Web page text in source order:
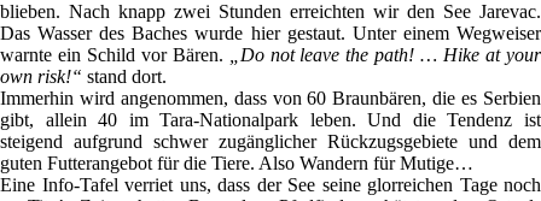
blieben. Nach knapp zwei Stunden erreichten wir den See Jarevac.
Das Wasser des Baches wurde hier gestaut. Unter einem Wegweiser
warnte ein Schild vor Bären.
„Do not leave the path! … Hike at your
own risk!“ stand dort.
Immerhin wird angenommen, dass von 60 Braunbären, die es Serbien
gibt, allein 40 im Tara-Nationalpark leben. Und die Tendenz ist
steigend aufgrund schwer zugänglicher Rückzugsgebiete und dem
guten Futterangebot für die Tiere. Also Wandern für Mutige…
Eine Info-Tafel verriet uns, dass der See seine glorreichen Tage noch